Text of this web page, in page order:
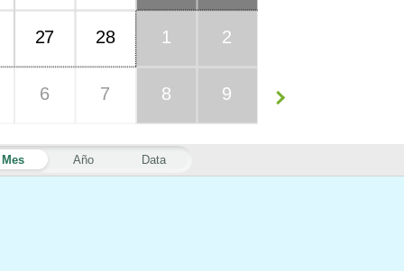
Mes Año Data
27 28 1 2
6 7 8 9